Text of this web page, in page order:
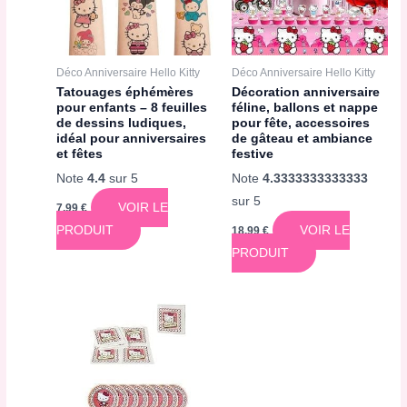
Déco Anniversaire Hello Kitty
Tatouages éphémères
pour enfants – 8 feuilles
de dessins ludiques,
idéal pour anniversaires
et fêtes
Note4.4 sur 5
7,99€
VOIR LE
PRODUIT
Déco Anniversaire Hello Kitty
Décoration anniversaire
féline, ballons et nappe
pour fête, accessoires
de gâteau et ambiance
festive
Note 4.3333333333333
sur 5
18,99€
VOIR LE
PRODUIT